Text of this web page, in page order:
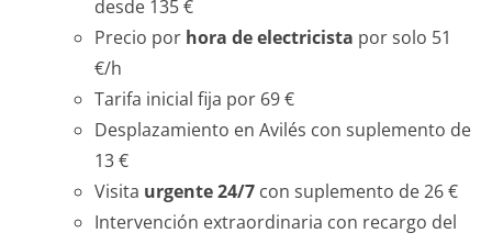
desde 135 €
Precio por hora de electricista por solo 51
€/h
Tarifa inicial fija por 69 €
Desplazamiento en Avilés con suplemento de
13 €
Visita urgente 24/7 con suplemento de 26 €
Intervención extraordinaria con recargo del